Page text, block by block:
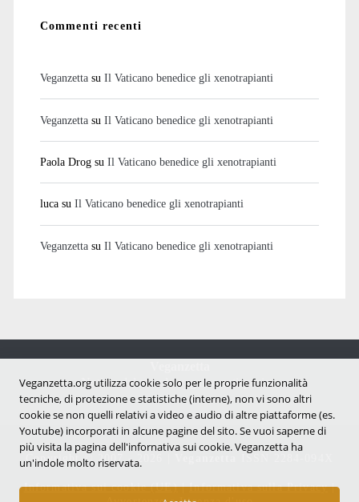
Commenti recenti
Veganzettasu Il Vaticano benedice gli xenotrapianti
Veganzettasu Il Vaticano benedice gli xenotrapianti
Paola Drogsu Il Vaticano benedice gli xenotrapianti
lucasu Il Vaticano benedice gli xenotrapianti
Veganzettasu Il Vaticano benedice gli xenotrapianti
Notizie dal mondo vegan e antispecista
Copyright © 2007 - 2026 |
Informativa sui cookie (UE)|Informativa sulla Privacy|
Veganzetta.org utilizza cookie solo per le proprie funzionalità
tecniche, di protezione e statistiche (interne), non vi sono altri
cookie se non quelli relativi a video e audio di altre piattaforme (es.
Youtube) incorporati in alcune pagine del sito. Se vuoi saperne di
più visita la pagina dell'infornativa sui cookie. Veganzetta ha
un'indole molto riservata.